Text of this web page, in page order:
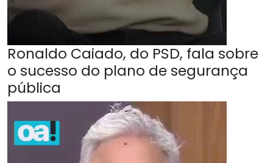
Ronaldo Caiado, do PSD, fala sobre
o sucesso do plano de segurança
pública